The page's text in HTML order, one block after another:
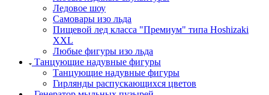
Ледовое шоу
Самовары изо льда
Пищевой лед класса "Премиум" типа Hoshizaki
XXL
Любые фигуры изо льда
Танцующие надувные фигуры
Танцующие надувные фигуры
Гирлянды распускающихся цветов